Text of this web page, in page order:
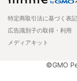
特定商取引法に基づく表記
広告識別子の取得・利用
メディアキット
©GMO